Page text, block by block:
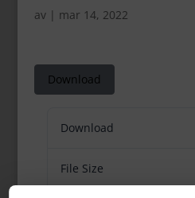
av | mar 14, 2022
Download
Download
File Size